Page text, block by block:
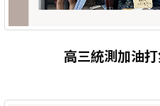
高三統測加油